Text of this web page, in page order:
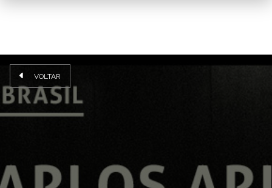
VOLTAR